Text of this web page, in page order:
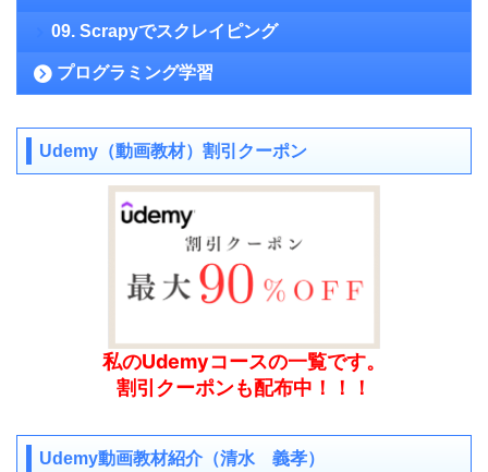
09. Scrapyでスクレイピング
プログラミング学習
Udemy（動画教材）割引クーポン
私のUdemyコースの一覧です。
割引クーポンも配布中！！！
Udemy動画教材紹介（清水 義孝）